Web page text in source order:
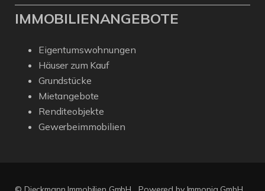
IMMOBILIENANGEBOTE
Eigentumswohnungen
Häuser zum Kauf
Grundstücke
Mietangebote
Renditeobjekte
Gewerbeimmobilien